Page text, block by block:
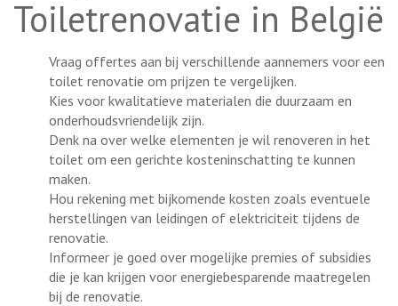
Toiletrenovatie in België
Vraag offertes aan bij verschillende aannemers voor een
toilet renovatie om prijzen te vergelijken.
Kies voor kwalitatieve materialen die duurzaam en
onderhoudsvriendelijk zijn.
Denk na over welke elementen je wil renoveren in het
toilet om een gerichte kosteninschatting te kunnen
maken.
Hou rekening met bijkomende kosten zoals eventuele
herstellingen van leidingen of elektriciteit tijdens de
renovatie.
Informeer je goed over mogelijke premies of subsidies
die je kan krijgen voor energiebesparende maatregelen
bij de renovatie.